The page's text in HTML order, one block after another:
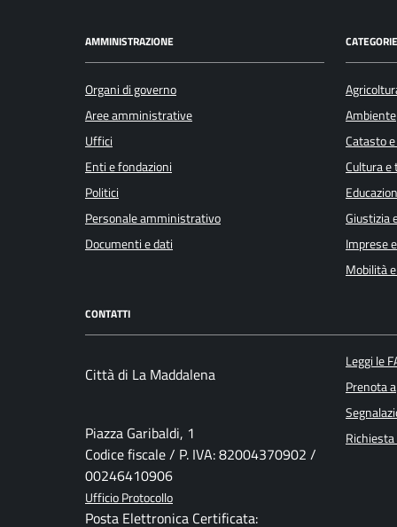
AMMINISTRAZIONE
Organi di governo
Aree amministrative
Uffici
Enti e fondazioni
Politici
Personale amministrativo
Documenti e dati
Ambiente
Catasto
Cultura e
Giustizia
Imprese
Mobilità
CONTATTI
Città di La Maddalena
Piazza Garibaldi, 1
Codice fiscale / P. IVA: 82004370902 /
00246410906
Ufficio Protocollo
Posta Elettronica Certificata:
Leggi le
Prenota